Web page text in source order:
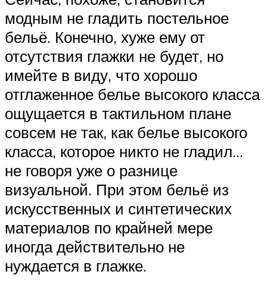
модным не гладить постельное
бельё. Конечно, хуже ему от
отсутствия глажки не будет, но
имейте в виду, что хорошо
отглаженное белье высокого класса
ощущается в тактильном плане
совсем не так, как белье высокого
класса, которое никто не гладил…
не говоря уже о разнице
визуальной. При этом бельё из
искусственных и синтетических
материалов по крайней мере
иногда действительно не
нуждается в глажке.